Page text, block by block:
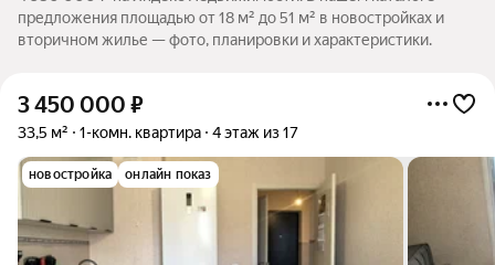
предложения площадью от 18 м² до 51 м² в новостройках и
вторичном жилье — фото, планировки и характеристики.
3 450 000 ₽
33,5 м² 1-комн. квартира 4 этаж из 17
новостройка онлайн показ